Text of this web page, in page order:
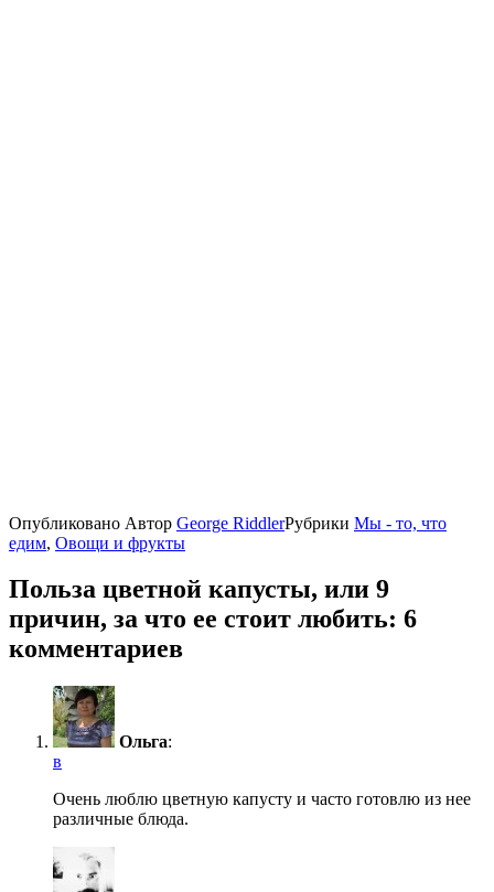
Опубликовано Автор George RiddlerРубрики Мы - то, что
едим, Овощи и фрукты
Польза цветной капусты, или 9
причин, за что ее стоит любить: 6
комментариев
Ольга:
в
Очень люблю цветную капусту и часто готовлю из нее
различные блюда.